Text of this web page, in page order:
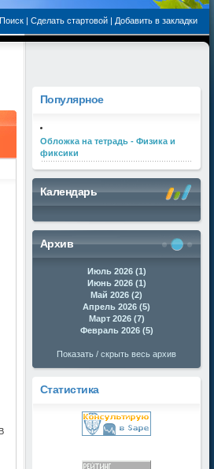
Поиск | Сделать стартовой | Добавить в закладки
Популярное
Обложка на тетрадь - Физика и
фиксики
Календарь
Архив
Июль 2026 (1)
Июнь 2026 (1)
Май 2026 (2)
Апрель 2026 (5)
Март 2026 (7)
Февраль 2026 (5)
Показать / скрыть весь архив
Статистика